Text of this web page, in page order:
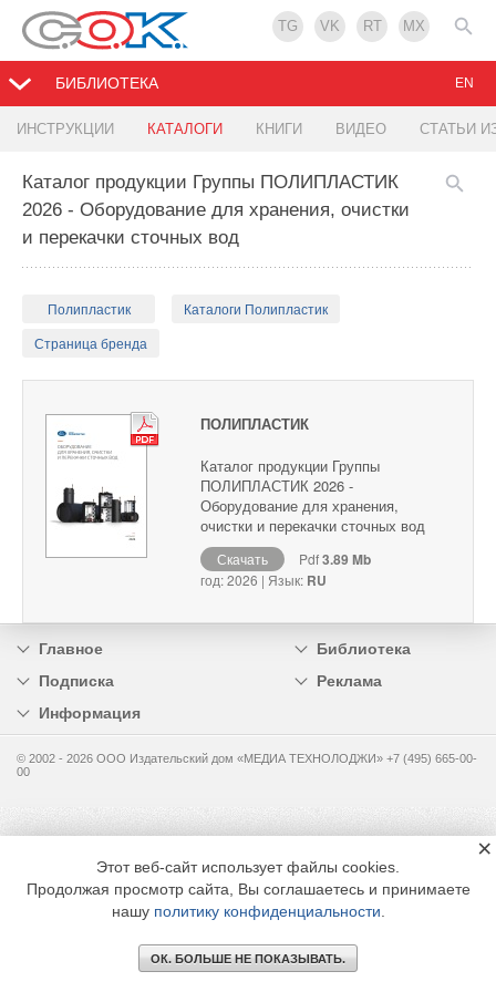
TG VK RT MX
БИБЛИОТЕКА
ИНСТРУКЦИИ КАТАЛОГИ КНИГИ ВИДЕО СТАТЬИ
EN
Каталог продукции Группы ПОЛИПЛАСТИК
2026 - Оборудование для хранения, очистки
и перекачки сточных вод
Полипластик Каталоги Полипластик
Страница бренда
ПОЛИПЛАСТИК
Каталог продукции Группы
ПОЛИПЛАСТИК 2026 -
Оборудование для хранения,
очистки и перекачки сточных вод
Скачать Pdf3.89 Mb
год: 2026 | Язык: RU
Главное
Библиотека
Подписка
Реклама
Информация
© 2002 - 2026 OOO Издательский дом «МЕДИА ТЕХНОЛОДЖИ» +7 (495) 665-00-
00
Этот веб-сайт использует файлы cookies.
Продолжая просмотр сайта, Вы соглашаетесь и принимаете
нашу политику конфиденциальности
ОК. БОЛЬШЕ НЕ ПОКАЗЫВАТЬ.
×